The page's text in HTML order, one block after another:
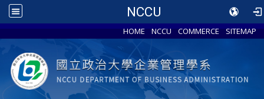
NCCU
HOME NCCU COMMERCE SITEMAP